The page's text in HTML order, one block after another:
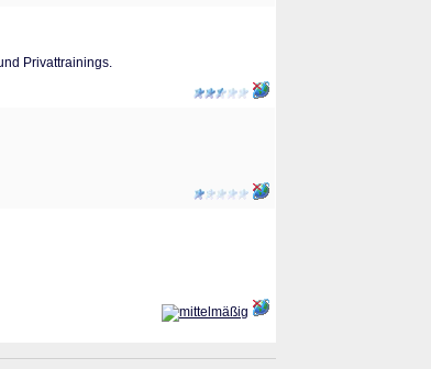
Privattrainings.